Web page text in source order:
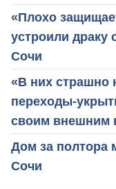
«Плохо
устроили драку
Сочи
«В них страшно
переходы-
своим внешним
Дом за полтора
Сочи